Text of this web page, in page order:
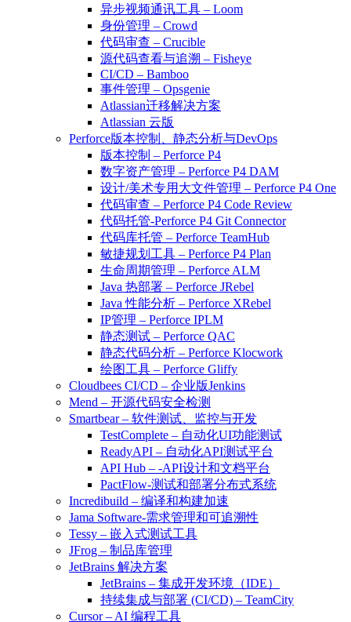
异步视频通讯工具 – Loom
身份管理 – Crowd
代码审查 – Crucible
源代码查看与追溯 – Fisheye
CI/CD – Bamboo
事件管理 – Opsgenie
Atlassian迁移解决方案
Atlassian 云版
Perforce版本控制、静态分析与DevOps
版本控制 – Perforce P4
数字资产管理 – Perforce P4 DAM
设计/美术专用大文件管理 – Perforce P4 One
代码审查 – Perforce P4 Code Review
代码托管-Perforce P4 Git Connector
代码库托管 – Perforce TeamHub
敏捷规划工具 – Perforce P4 Plan
生命周期管理 – Perforce ALM
Java 热部署 – Perforce JRebel
Java 性能分析 – Perforce XRebel
IP管理 – Perforce IPLM
静态测试 – Perforce QAC
静态代码分析 – Perforce Klocwork
绘图工具 – Perforce Gliffy
Cloudbees CI/CD – 企业版Jenkins
Mend – 开源代码安全检测
Smartbear – 软件测试、监控与开发
TestComplete – 自动化UI功能测试
ReadyAPI – 自动化API测试平台
API Hub – -API设计和文档平台
PactFlow-测试和部署分布式系统
Incredibuild – 编译和构建加速
Jama Software-需求管理和可追溯性
Tessy – 嵌入式测试工具
JFrog – 制品库管理
JetBrains 解决方案
JetBrains – 集成开发环境（IDE）
持续集成与部署 (CI/CD) – TeamCity
Cursor – AI 编程工具